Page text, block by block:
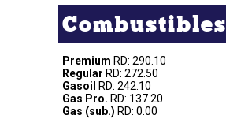
Combustibles
Premium RD: 290.10
Regular RD: 272.50
Gasoil
RD: 242.10
Gas Pro. RD: 137.20
Gas (sub.) RD: 0.00